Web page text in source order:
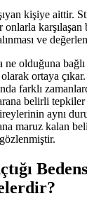
kişiye aittir.
onlarla
ve
ne olduğuna
ortaya
farklı
belirli
aynı
maruz kalan